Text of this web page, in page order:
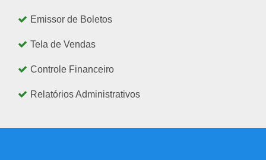
Emissor de Boletos
Tela de Vendas
Controle Financeiro
Relatórios Administrativos